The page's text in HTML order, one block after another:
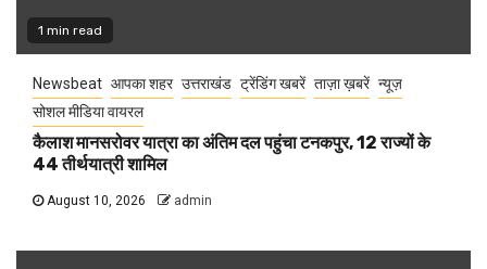
1 min read
Newsbeat आपका शहर उत्तराखंड ट्रेंडिंग खबरें ताज़ा ख़बरें न्यूज़
सोशल मीडिया वायरल
कैलाश मानसरोवर यात्रा का अंतिम दल पहुंचा टनकपुर, 12 राज्यों के
44 तीर्थयात्री शामिल
August 10, 2026 admin